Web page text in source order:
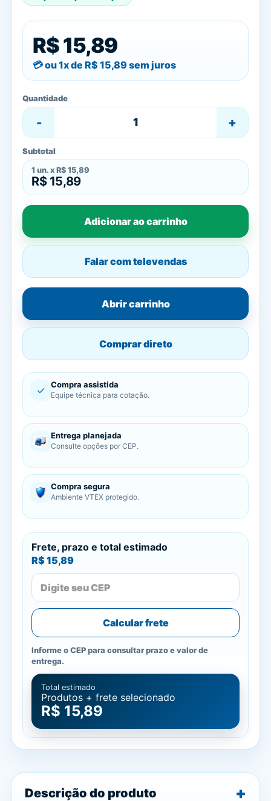
R$ 15,89
ou 1x de R$ 15,89 sem juros
Quantidade
- +
Subtotal
1 un. x R$ 15,89
R$ 15,89
Adicionar ao carrinho
Falar com televendas
Abrir carrinho
Comprar direto
✓ Compra assistida
Equipe técnica para cotação.
Entrega planejada
Consulte opções por CEP.
Compra segura
Ambiente VTEX protegido.
Frete, prazo e total estimado
R$ 15,89
Calcular frete
Informe o CEP para consultar prazo e valor de
entrega.
Total estimado
Produtos + frete selecionado
R$ 15,89
Descrição do produto